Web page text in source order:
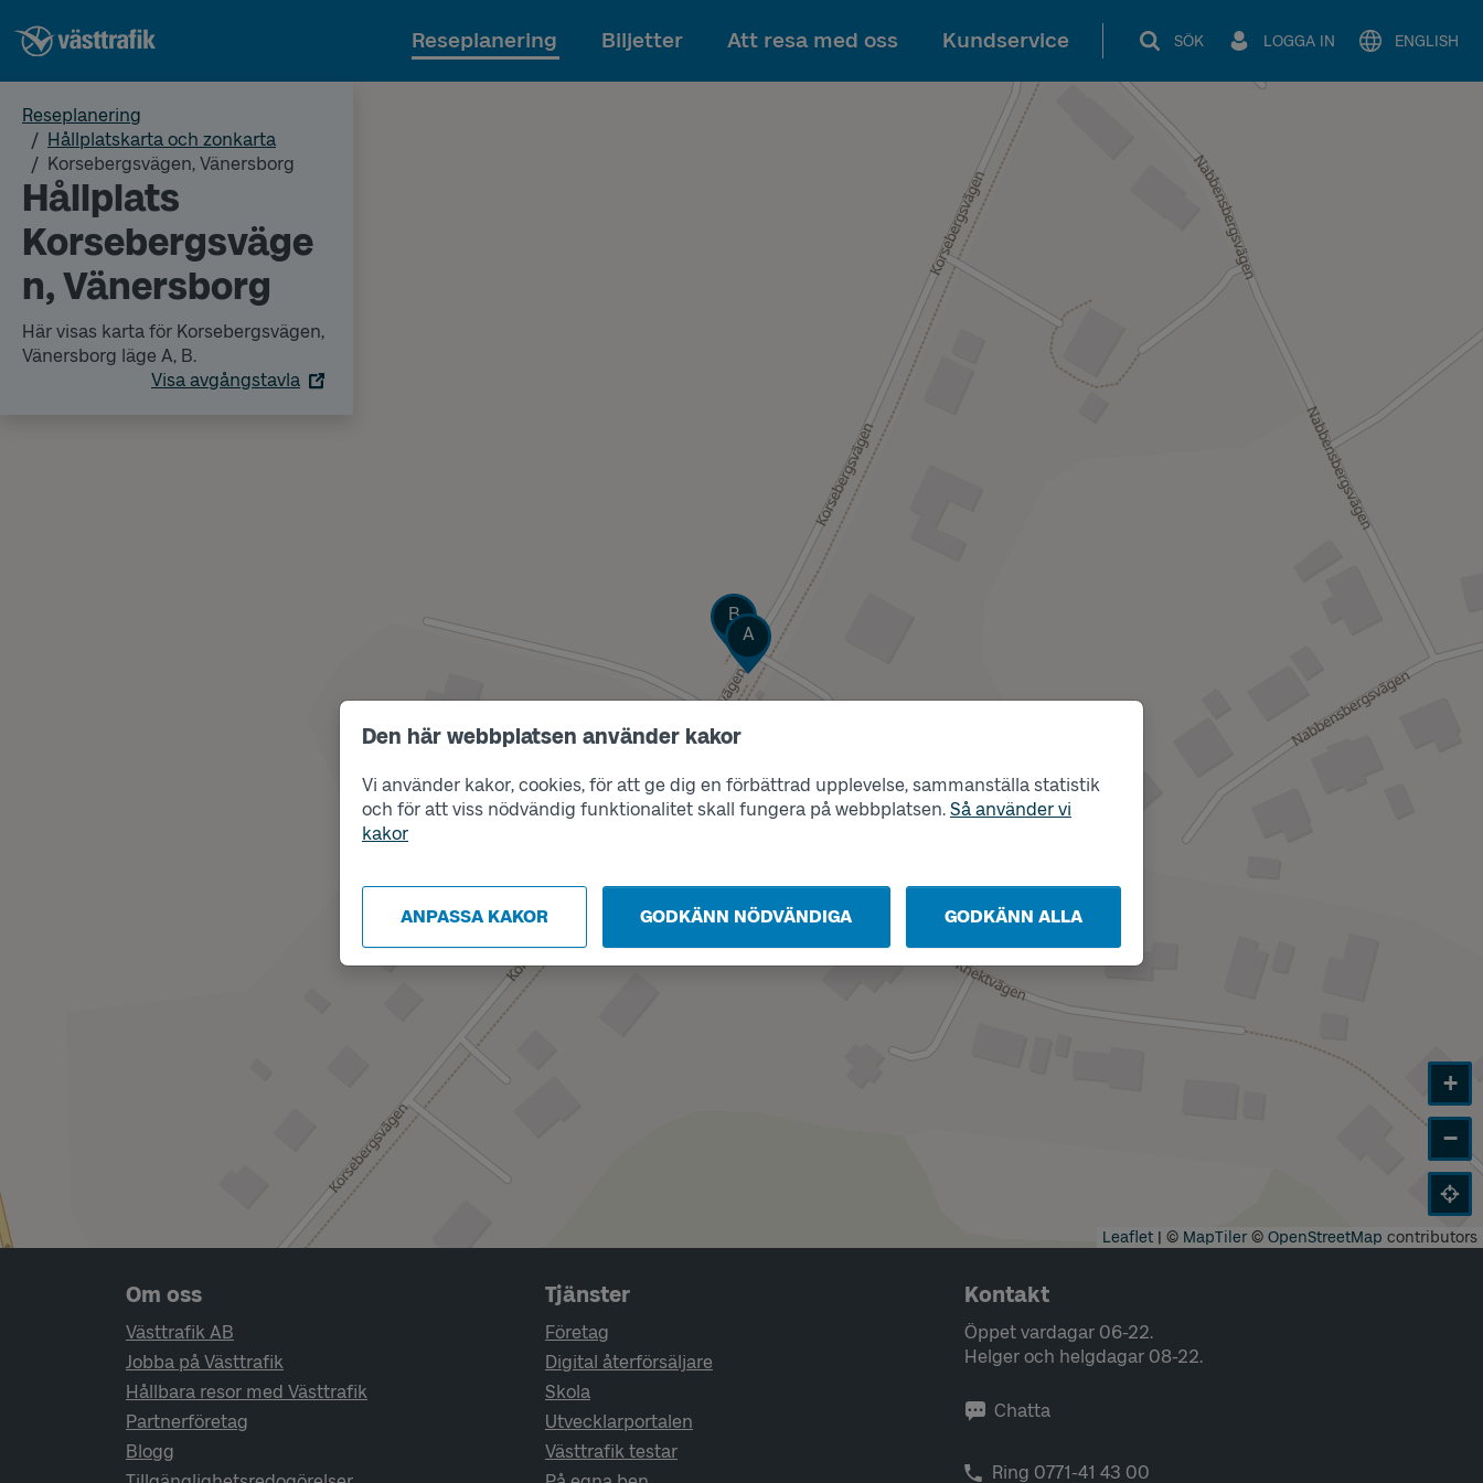
Den här webbplatsen använder kakor
Vi använder kakor, cookies, för att ge dig en förbättrad upplevelse, sammanställa statistik
och för att viss nödvändig funktionalitet skall fungera på webbplatsen. Så använder vi
kakor
ANPASSA KAKOR GODKÄNN NÖDVÄNDIGA GODKÄNN ALLA
Till innehållet
Reseplanering Biljetter Att resa med oss Kundservice SÖK LOGGA IN ENGLISH
Reseplanering
Hållplatskarta och zonkarta
Korsebergsvägen, Vänersborg
Hållplats
Korsebergsväge
n, Vänersborg
Här visas karta för Korsebergsvägen,
Vänersborg läge A, B.
Visa avgångstavla
Läge
A
Läge
B
+
−
Leaflet | © MapTiler© OpenStreetMap contributors
Sidfotsnavigering
Om oss
Västtrafik AB
Jobba på Västtrafik
Hållbara resor med Västtrafik
Partnerföretag
Blogg
Tjänster
Företag
Digital återförsäljare
Skola
Utvecklarportalen
Västtrafik testar
Kontakt
Öppet vardagar 06-22.
Helger och helgdagar 08-22.
Chatta
Ring 0771-41 43 00